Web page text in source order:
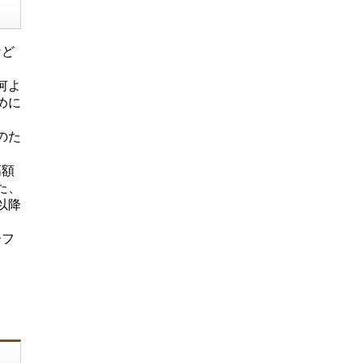
よ
に
た
降